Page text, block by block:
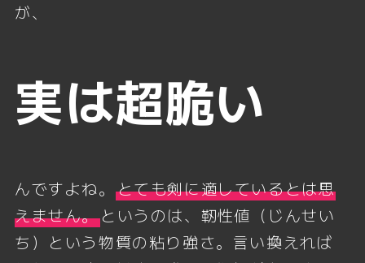
が、
実は超脆い
んですよね。 とても剣に適しているとは思
えません。というのは、靭性値（じんせい
ち）という物質の粘り強さ。言い換えれば